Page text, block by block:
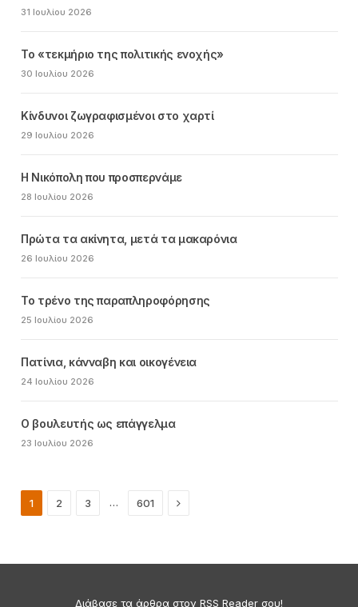
31 Ιουλίου 2026
Το «τεκμήριο της πολιτικής ενοχής»
30 Ιουλίου 2026
Κίνδυνοι ζωγραφισμένοι στο χαρτί
29 Ιουλίου 2026
Η Νικόπολη που προσπερνάμε
28 Ιουλίου 2026
Πρώτα τα ακίνητα, μετά τα μακαρόνια
26 Ιουλίου 2026
Το τρένο της παραπληροφόρησης
25 Ιουλίου 2026
Πατίνια, κάνναβη και οικογένεια
24 Ιουλίου 2026
Ο βουλευτής ως επάγγελμα
23 Ιουλίου 2026
1 2 3 … 601 Next
Διάβασε τα άρθρα στον RSS Reader σου!